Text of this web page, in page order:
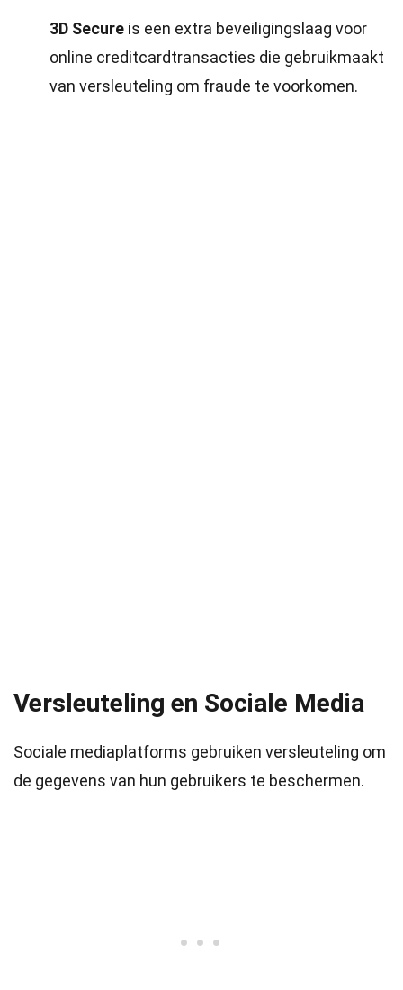
3D Secure is een extra beveiligingslaag voor
online creditcardtransacties die gebruikmaakt
van versleuteling om fraude te voorkomen.
Versleuteling en Sociale Media
Sociale mediaplatforms gebruiken versleuteling om
de gegevens van hun gebruikers te beschermen.